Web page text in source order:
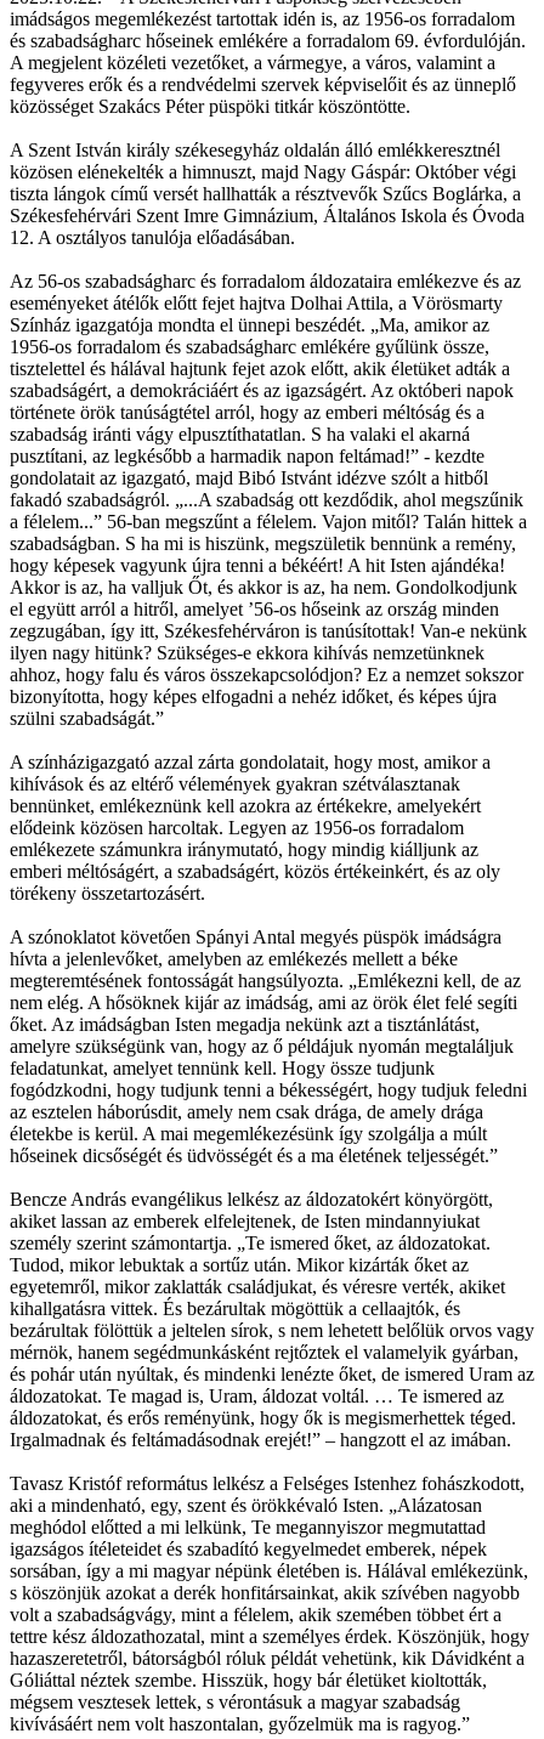
imádságos megemlékezést tartottak idén is, az 1956-os forradalom
és szabadságharc hőseinek emlékére a forradalom 69. évfordulóján.
A megjelent közéleti vezetőket, a vármegye, a város, valamint a
fegyveres erők és a rendvédelmi szervek képviselőit és az ünneplő
közösséget Szakács Péter püspöki titkár köszöntötte.
A Szent István király székesegyház oldalán álló emlékkeresztnél
közösen elénekelték a himnuszt, majd Nagy Gáspár: Október végi
tiszta lángok című versét hallhatták a résztvevők Szűcs Boglárka, a
Székesfehérvári Szent Imre Gimnázium, Általános Iskola és Óvoda
12. A osztályos tanulója előadásában.
Az 56-os szabadságharc és forradalom áldozataira emlékezve és az
eseményeket átélők előtt fejet hajtva Dolhai Attila, a Vörösmarty
Színház igazgatója mondta el ünnepi beszédét. „Ma, amikor az
1956-os forradalom és szabadságharc emlékére gyűlünk össze,
tisztelettel és hálával hajtunk fejet azok előtt, akik életüket adták a
szabadságért, a demokráciáért és az igazságért. Az októberi napok
története örök tanúságtétel arról, hogy az emberi méltóság és a
szabadság iránti vágy elpusztíthatatlan. S ha valaki el akarná
pusztítani, az legkésőbb a harmadik napon feltámad!” - kezdte
gondolatait az igazgató, majd Bibó Istvánt idézve szólt a hitből
fakadó szabadságról. „...A szabadság ott kezdődik, ahol megszűnik
a félelem...” 56-ban megszűnt a félelem. Vajon mitől? Talán hittek a
szabadságban. S ha mi is hiszünk, megszületik bennünk a remény,
hogy képesek vagyunk újra tenni a békéért! A hit Isten ajándéka!
Akkor is az, ha valljuk Őt, és akkor is az, ha nem. Gondolkodjunk
el együtt arról a hitről, amelyet ’56-os hőseink az ország minden
zegzugában, így itt, Székesfehérváron is tanúsítottak! Van-e nekünk
ilyen nagy hitünk? Szükséges-e ekkora kihívás nemzetünknek
ahhoz, hogy falu és város összekapcsolódjon? Ez a nemzet sokszor
bizonyította, hogy képes elfogadni a nehéz időket, és képes újra
szülni szabadságát.”
A színházigazgató azzal zárta gondolatait, hogy most, amikor a
kihívások és az eltérő vélemények gyakran szétválasztanak
bennünket, emlékeznünk kell azokra az értékekre, amelyekért
elődeink közösen harcoltak. Legyen az 1956-os forradalom
emlékezete számunkra iránymutató, hogy mindig kiálljunk az
emberi méltóságért, a szabadságért, közös értékeinkért, és az oly
törékeny összetartozásért.
A szónoklatot követően Spányi Antal megyés püspök imádságra
hívta a jelenlevőket, amelyben az emlékezés mellett a béke
megteremtésének fontosságát hangsúlyozta. „Emlékezni kell, de az
nem elég. A hősöknek kijár az imádság, ami az örök élet felé segíti
őket. Az imádságban Isten megadja nekünk azt a tisztánlátást,
amelyre szükségünk van, hogy az ő példájuk nyomán megtaláljuk
feladatunkat, amelyet tennünk kell. Hogy össze tudjunk
fogódzkodni, hogy tudjunk tenni a békességért, hogy tudjuk feledni
az esztelen háborúsdit, amely nem csak drága, de amely drága
életekbe is kerül. A mai megemlékezésünk így szolgálja a múlt
hőseinek dicsőségét és üdvösségét és a ma életének teljességét.”
Bencze András evangélikus lelkész az áldozatokért könyörgött,
akiket lassan az emberek elfelejtenek, de Isten mindannyiukat
személy szerint számontartja. „Te ismered őket, az áldozatokat.
Tudod, mikor lebuktak a sortűz után. Mikor kizárták őket az
egyetemről, mikor zaklatták családjukat, és véresre verték, akiket
kihallgatásra vittek. És bezárultak mögöttük a cellaajtók, és
bezárultak fölöttük a jeltelen sírok, s nem lehetett belőlük orvos vagy
mérnök, hanem segédmunkásként rejtőztek el valamelyik gyárban,
és pohár után nyúltak, és mindenki lenézte őket, de ismered Uram az
áldozatokat. Te magad is, Uram, áldozat voltál. … Te ismered az
áldozatokat, és erős reményünk, hogy ők is megismerhettek téged.
Irgalmadnak és feltámadásodnak erejét!” – hangzott el az imában.
Tavasz Kristóf református lelkész a Felséges Istenhez fohászkodott,
aki a mindenható, egy, szent és örökkévaló Isten. „Alázatosan
meghódol előtted a mi lelkünk, Te megannyiszor megmutattad
igazságos ítéleteidet és szabadító kegyelmedet emberek, népek
sorsában, így a mi magyar népünk életében is. Hálával emlékezünk,
s köszönjük azokat a derék honfitársainkat, akik szívében nagyobb
volt a szabadságvágy, mint a félelem, akik szemében többet ért a
tettre kész áldozathozatal, mint a személyes érdek. Köszönjük, hogy
hazaszeretetről, bátorságból róluk példát vehetünk, kik Dávidként a
Góliáttal néztek szembe. Hisszük, hogy bár életüket kioltották,
mégsem vesztesek lettek, s vérontásuk a magyar szabadság
kivívásáért nem volt haszontalan, győzelmük ma is ragyog.”